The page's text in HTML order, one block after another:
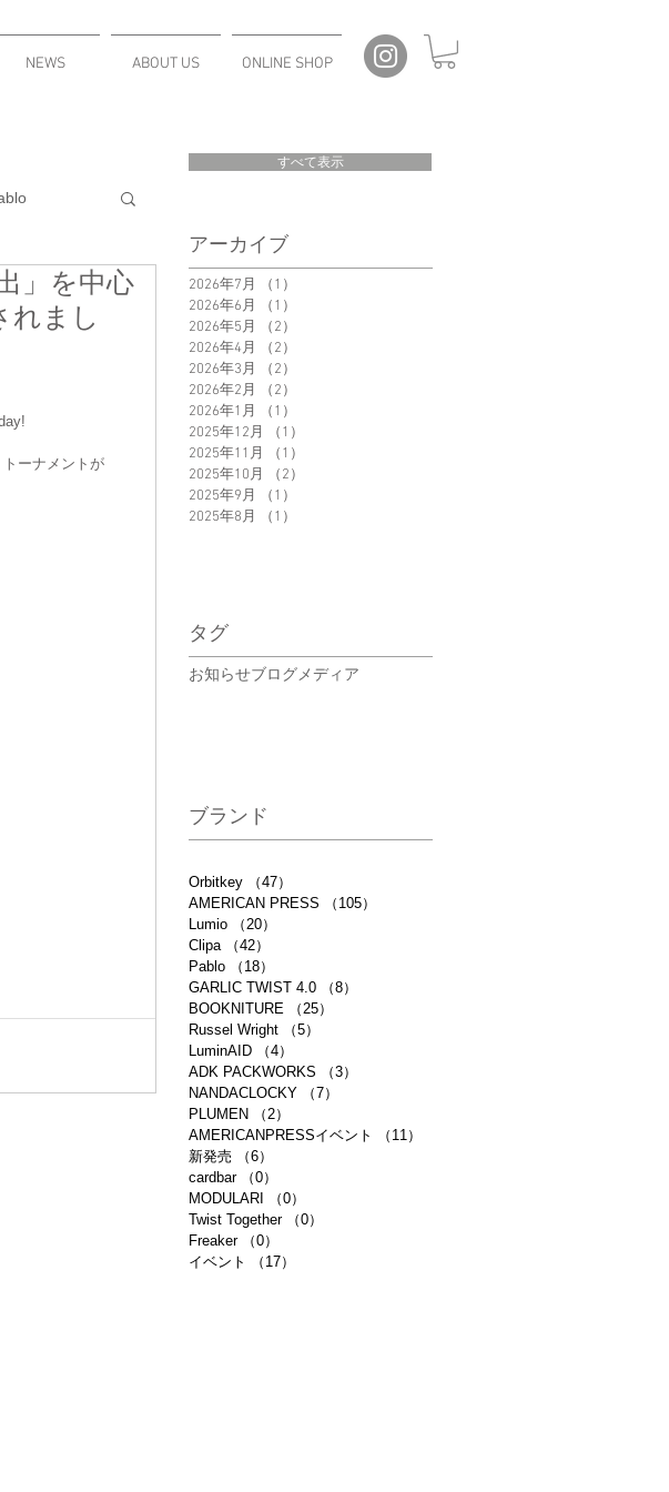
NEWS ABOUT US ONLINE SHOP
」を中心
れまし
ーナメントが
すべて表示
アーカイブ
2026年7月 （1）
2026年6月
（1）
2026年5月
（2）
2026年4月
（2）
2026年3月
（2）
2026年2月
（2）
2026年1月
（1）
2025年12月
（1）
2025年11月
（1）
2025年10月
（2）
2025年9月
（1）
2025年8月
（1）
タグ
お知らせブログ メディア
ブランド
Orbitkey （47）
AMERICAN PRESS
（105）
Lumio
（20）
Clipa
（42）
Pablo
（18）
GARLIC TWIST 4.0
（8）
BOOKNITURE
（25）
Russel Wright
（5）
LuminAID
（4）
ADK PACKWORKS
（3）
NANDACLOCKY
（7）
PLUMEN
（2）
AMERICANPRESSイベント
（11）
新発売
（6）
cardbar
（0）
MODULARI
（0）
Twist Together
（0）
Freaker
（0）
イベント
（17）